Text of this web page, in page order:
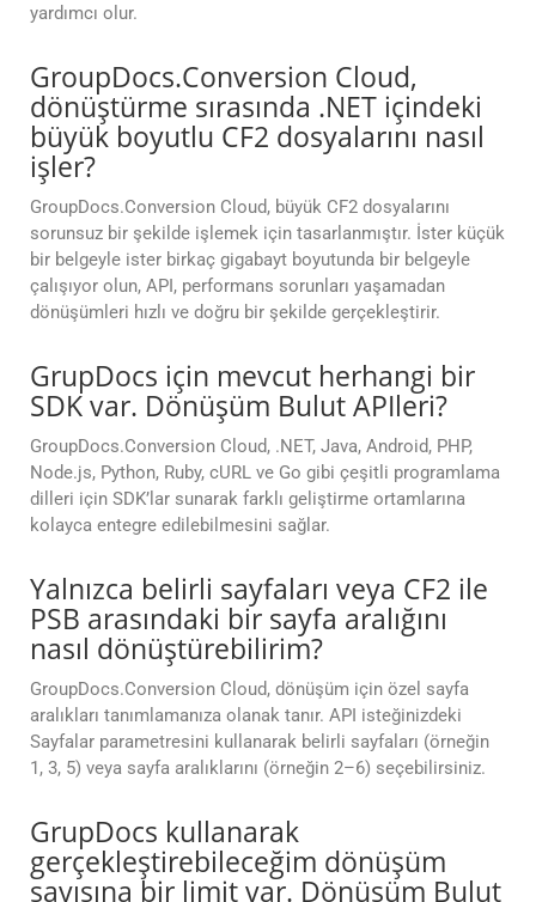
yardımcı olur.
GroupDocs.Conversion Cloud,
dönüştürme sırasında .NET içindeki
büyük boyutlu CF2 dosyalarını nasıl
işler?
GroupDocs.Conversion Cloud, büyük CF2 dosyalarını
sorunsuz bir şekilde işlemek için tasarlanmıştır. İster küçük
bir belgeyle ister birkaç gigabayt boyutunda bir belgeyle
çalışıyor olun, API, performans sorunları yaşamadan
dönüşümleri hızlı ve doğru bir şekilde gerçekleştirir.
GrupDocs için mevcut herhangi bir
SDK var. Dönüşüm Bulut APIleri?
GroupDocs.Conversion Cloud, .NET, Java, Android, PHP,
Node.js, Python, Ruby, cURL ve Go gibi çeşitli programlama
dilleri için SDK’lar sunarak farklı geliştirme ortamlarına
kolayca entegre edilebilmesini sağlar.
Yalnızca belirli sayfaları veya CF2 ile
PSB arasındaki bir sayfa aralığını
nasıl dönüştürebilirim?
GroupDocs.Conversion Cloud, dönüşüm için özel sayfa
aralıkları tanımlamanıza olanak tanır. API isteğinizdeki
Sayfalar parametresini kullanarak belirli sayfaları (örneğin
1, 3, 5) veya sayfa aralıklarını (örneğin 2–6) seçebilirsiniz.
GrupDocs kullanarak
gerçekleştirebileceğim dönüşüm
sayısına bir limit var. Dönüşüm Bulut